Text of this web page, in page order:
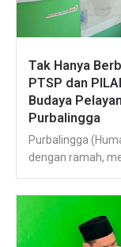
Tak Hanya
PTSP dan
Budaya
Purbalingga
Purbalingga
dengan ramah,